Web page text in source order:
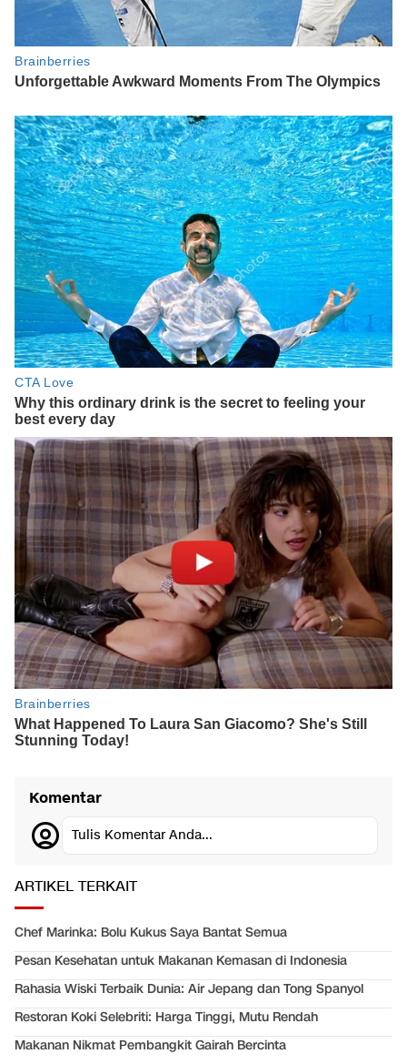
Komentar
Tulis Komentar Anda...
ARTIKEL TERKAIT
Chef Marinka: Bolu Kukus Saya Bantat Semua
Pesan Kesehatan untuk Makanan Kemasan di Indonesia
Rahasia Wiski Terbaik Dunia: Air Jepang dan Tong Spanyol
Restoran Koki Selebriti: Harga Tinggi, Mutu Rendah
Makanan Nikmat Pembangkit Gairah Bercinta